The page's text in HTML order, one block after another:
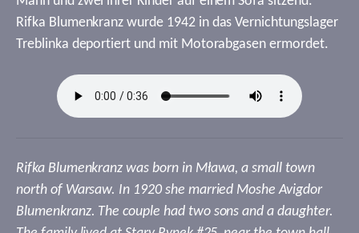
Rifka Blumenkranz wurde 1942 in das Vernichtungslager
Treblinka deportiert und mit Motorabgasen ermordet.
Rifka Blumenkranz was born in Mława, a small town
north of Warsaw. In 1920 she married Moshe Avigdor
Blumenkranz. The couple had two sons and a daughter.